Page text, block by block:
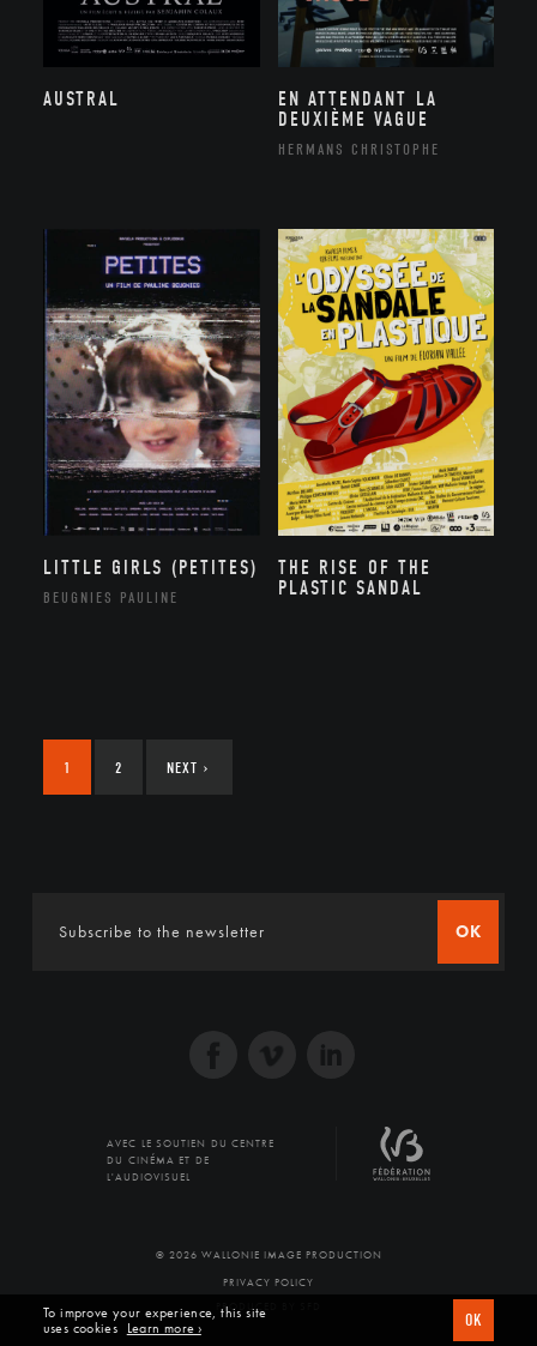
AUSTRAL
EN ATTENDANT LA
DEUXIÈME VAGUE
HERMANS CHRISTOPHE
LITTLE GIRLS (PETITES)
BEUGNIES PAULINE
THE RISE OF THE
PLASTIC SANDAL
1 2 NEXT ›
OK
AVEC LE SOUTIEN DU CENTRE
DU CINÉMA ET DE
L'AUDIOVISUEL
© 2026 WALLONIE IMAGE PRODUCTION
PRIVACY POLICY
PRODUCED BY SFD
To improve your experience, this site
uses cookies Learn more › OK